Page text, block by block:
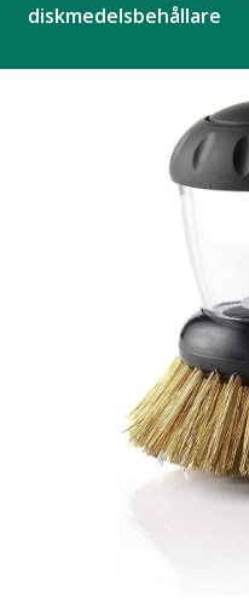
diskmedelsbehållare